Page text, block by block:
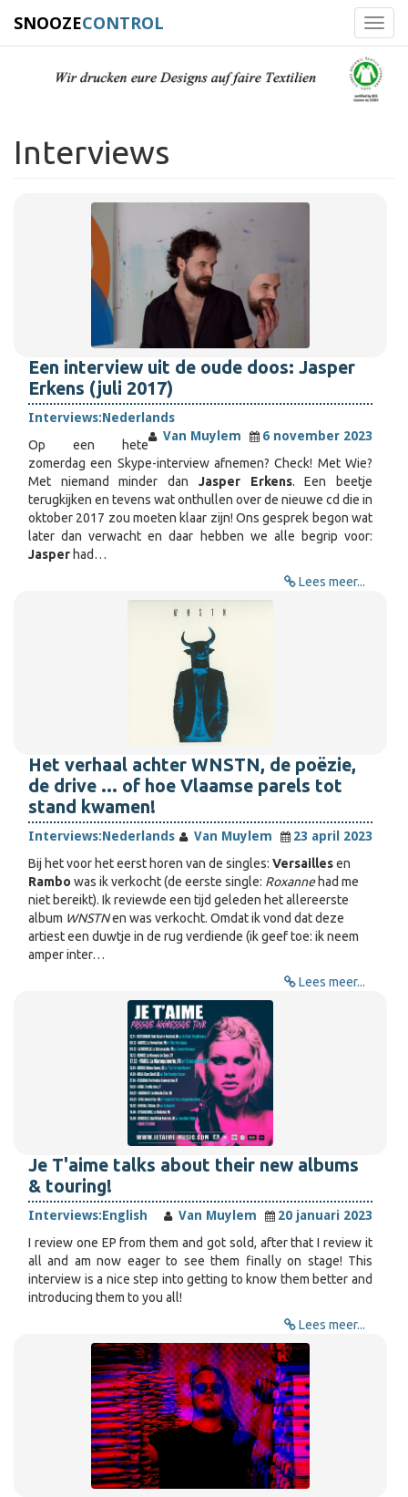
SNOOZECONTROL
Interviews
Een interview uit de oude doos: Jasper
Erkens (juli 2017)
Interviews:Nederlands
Van Muylem
6 november 2023
Op een hete
zomerdag een Skype-interview afnemen? Check! Met Wie?
Met niemand minder dan Jasper Erkens. Een beetje
terugkijken en tevens wat onthullen over de nieuwe cd die in
oktober 2017 zou moeten klaar zijn! Ons gesprek begon wat
later dan verwacht en daar hebben we alle begrip voor:
Jasper had…
Lees meer...
Het verhaal achter WNSTN, de poëzie,
de drive ... of hoe Vlaamse parels tot
stand kwamen!
Interviews:Nederlands Van Muylem
23 april 2023
Bij het voor het eerst horen van de singles: Versaillesen
Rambo was ik verkocht (de eerste single: Roxannehad me
niet bereikt). Ik reviewde een tijd geleden het allereerste
album WNSTNen was verkocht. Omdat ik vond dat deze
artiest een duwtje in de rug verdiende (ik geef toe: ik neem
amper inter…
Lees meer...
Je T'aime talks about their new albums
& touring!
Interviews:English Van Muylem
20 januari 2023
I review one EP from them and got sold, after that I review it
all and am now eager to see them finally on stage! This
interview is a nice step into getting to know them better and
introducing them to you all!
Lees meer...